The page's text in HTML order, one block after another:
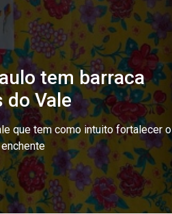
tem barraca
do Vale
que tem como intuito fortalecer o